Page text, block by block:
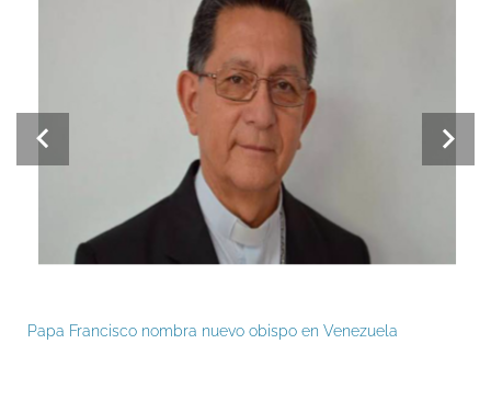
Papa Francisco nombra nuevo obispo en Venezuela